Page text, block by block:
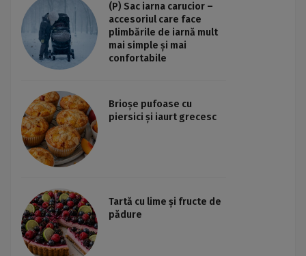
(P) Sac iarna carucior –
accesoriul care face
plimbările de iarnă mult
mai simple și mai
confortabile
Brioșe pufoase cu
piersici și iaurt grecesc
Tartă cu lime și fructe de
pădure